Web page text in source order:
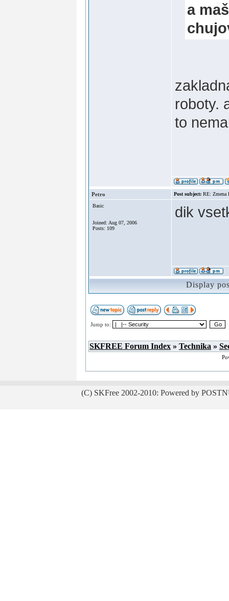
a
roboty.
to
Petro Post subject: RE: Zmena
Basic
Joined: Aug 07, 2006
Posts: 109
dik
Display
Jump to:
SKFREE Forum Index » Technika »
(C) SKFree 2002-2010: Powered by